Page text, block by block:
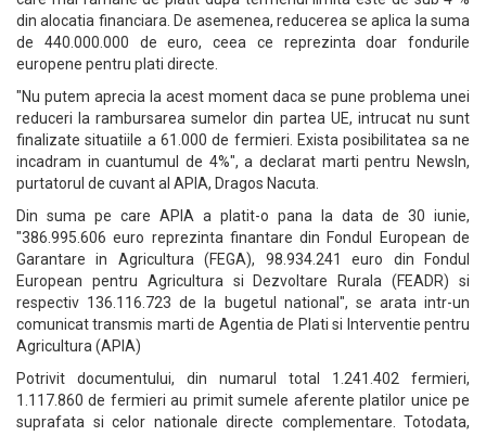
din alocatia financiara. De asemenea, reducerea se aplica la suma
de 440.000.000 de euro, ceea ce reprezinta doar fondurile
europene pentru plati directe.
"Nu putem aprecia la acest moment daca se pune problema unei
reduceri la rambursarea sumelor din partea UE, intrucat nu sunt
finalizate situatiile a 61.000 de fermieri. Exista posibilitatea sa ne
incadram in cuantumul de 4%", a declarat marti pentru NewsIn,
purtatorul de cuvant al APIA, Dragos Nacuta.
Din suma pe care APIA a platit-o pana la data de 30 iunie,
"386.995.606 euro reprezinta finantare din Fondul European de
Garantare in Agricultura (FEGA), 98.934.241 euro din Fondul
European pentru Agricultura si Dezvoltare Rurala (FEADR) si
respectiv 136.116.723 de la bugetul national", se arata intr-un
comunicat transmis marti de Agentia de Plati si Interventie pentru
Agricultura (APIA)
Potrivit documentului, din numarul total 1.241.402 fermieri,
1.117.860 de fermieri au primit sumele aferente platilor unice pe
suprafata si celor nationale directe complementare. Totodata,